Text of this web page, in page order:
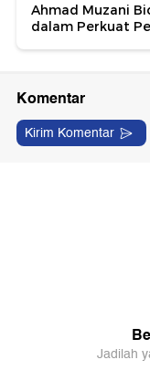
Ahmad Muzani
dalam Perkuat